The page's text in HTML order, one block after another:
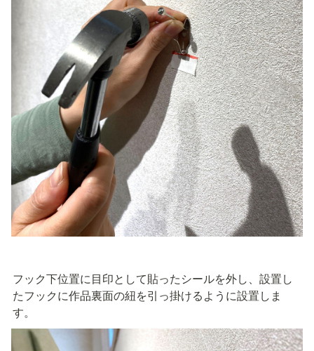
フック下位置に目印として貼ったシールを外し、設置し
たフックに作品裏面の紐を引っ掛けるように設置しま
す。